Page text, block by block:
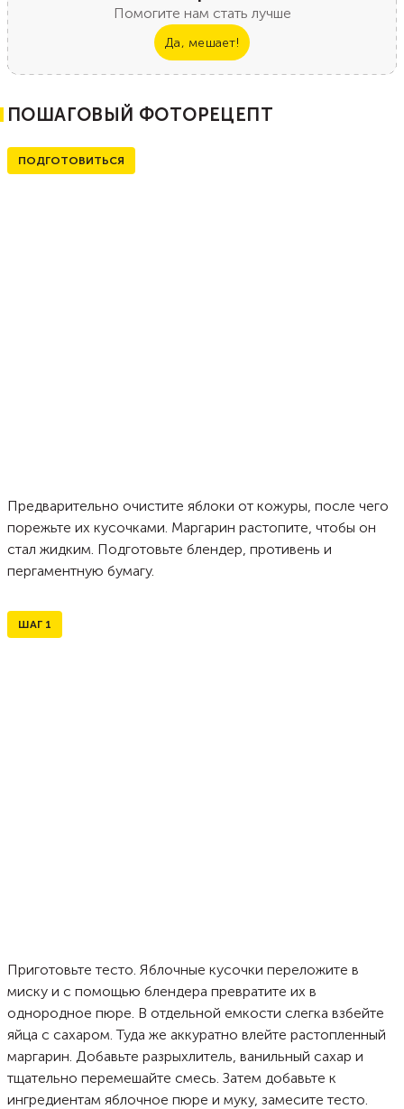
Помогите нам стать лучше
Да, мешает!
ПОШАГОВЫЙ ФОТОРЕЦЕПТ
ПОДГОТОВИТЬСЯ
Предварительно очистите яблоки от кожуры, после чего
порежьте их кусочками. Маргарин растопите, чтобы он
стал жидким. Подготовьте блендер, противень и
пергаментную бумагу.
ШАГ 1
Приготовьте тесто. Яблочные кусочки переложите в
миску и с помощью блендера превратите их в
однородное пюре. В отдельной емкости слегка взбейте
яйца с сахаром. Туда же аккуратно влейте растопленный
маргарин. Добавьте разрыхлитель, ванильный сахар и
тщательно перемешайте смесь. Затем добавьте к
ингредиентам яблочное пюре и муку, замесите тесто.